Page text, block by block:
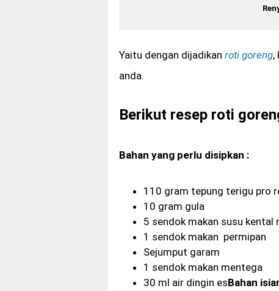
Yaitu dengan dijadikan roti goreng,
anda.
Berikut resep roti
Bahan yang perlu disipkan :
110 gram tepung terigu pro
10 gram gula
5 sendok makan susu kental
1 sendok makan permipan
Sejumput garam
1 sendok makan mentega
30 ml air dingin esBahan